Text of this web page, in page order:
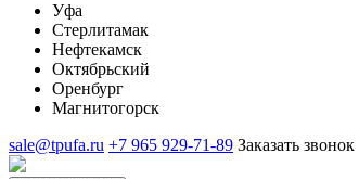
Уфа
Стерлитамак
Нефтекамск
Октябрьский
Оренбург
Магнитогорск
sale@tpufa.ru +7 965 929-71-89 Заказать звонок